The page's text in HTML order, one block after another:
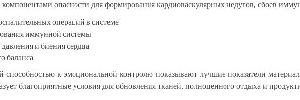
компонентами опасности для формирования кардиоваскулярных недугов, сбоев
операций в системе
иммунной системы
и биения сердца
баланса
к эмоциональной контролю показывают лучшие показатели
благоприятные условия для обновления тканей, полноценного отдыха и